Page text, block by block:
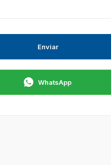
Enviar
WhatsApp